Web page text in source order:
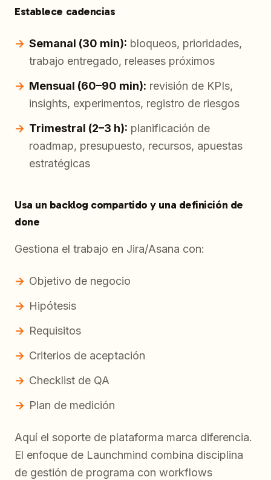
Establece cadencias
Semanal (30 min): bloqueos, prioridades,
trabajo entregado, releases próximos
Mensual (60–90 min): revisión de KPIs,
insights, experimentos, registro de riesgos
Trimestral (2–3 h): planificación de
roadmap, presupuesto, recursos, apuestas
estratégicas
Usa un backlog compartido y una definición de
done
Gestiona el trabajo en Jira/Asana con:
Objetivo de negocio
Hipótesis
Requisitos
Criterios de aceptación
Checklist de QA
Plan de medición
Aquí el soporte de plataforma marca diferencia.
El enfoque de Launchmind combina disciplina
de gestión de programa con workflows